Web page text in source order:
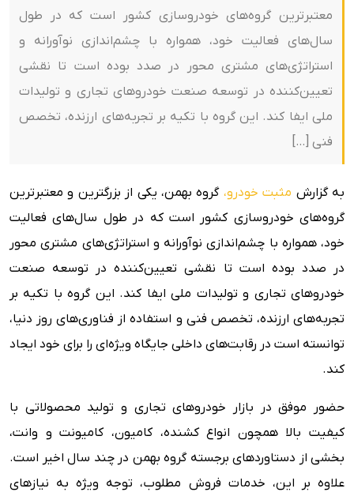
معتبرترین گروه‌های خودروسازی کشور است که در طول
سال‌های فعالیت خود، همواره با چشم‌اندازی نوآورانه و
استراتژی‌های مشتری محور در صدد بوده است تا نقشی
تعیین‌کننده در توسعه صنعت خودروهای تجاری و تولیدات
ملی ایفا کند. این گروه با تکیه بر تجربه‌های ارزنده، تخصص
فنی […]
به گزارش مثبت خودرو، گروه بهمن، یکی از بزرگترین و معتبرترین
گروه‌های خودروسازی کشور است که در طول سال‌های فعالیت
خود، همواره با چشم‌اندازی نوآورانه و استراتژی‌های مشتری محور
در صدد بوده است تا نقشی تعیین‌کننده در توسعه صنعت
خودروهای تجاری و تولیدات ملی ایفا کند. این گروه با تکیه بر
تجربه‌های ارزنده، تخصص فنی و استفاده از فناوری‌های روز دنیا،
توانسته است در رقابت‌های داخلی جایگاه ویژه‌ای را برای خود ایجاد
کند.
حضور موفق در بازار خودروهای تجاری و تولید محصولاتی با
کیفیت بالا همچون انواع کشنده‌، کامیون‌، کامیونت و وانت‌،
بخشی از دستاوردهای برجسته گروه بهمن در چند سال اخیر است.
علاوه بر این، خدمات فروش مطلوب، توجه ویژه به نیازهای